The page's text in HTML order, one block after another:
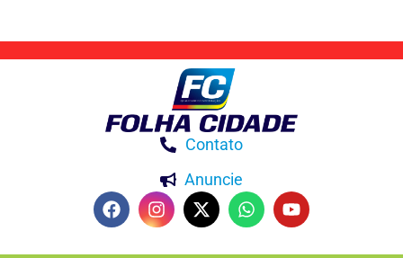
Contato
Anuncie